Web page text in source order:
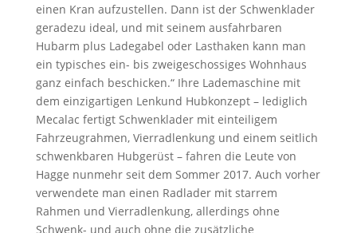
einen Kran aufzustellen. Dann ist der Schwenklader
geradezu ideal, und mit seinem ausfahrbaren
Hubarm plus Ladegabel oder Lasthaken kann man
ein typisches ein- bis zweigeschossiges Wohnhaus
ganz einfach beschicken.“ Ihre Lademaschine mit
dem einzigartigen Lenkund Hubkonzept – lediglich
Mecalac fertigt Schwenklader mit einteiligem
Fahrzeugrahmen, Vierradlenkung und einem seitlich
schwenkbaren Hubgerüst – fahren die Leute von
Hagge nunmehr seit dem Sommer 2017. Auch vorher
verwendete man einen Radlader mit starrem
Rahmen und Vierradlenkung, allerdings ohne
Schwenk- und auch ohne die zusätzliche